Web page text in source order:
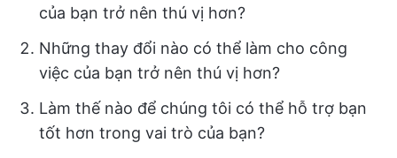
của bạn trở nên thú vị hơn?
Những thay đổi nào có thể làm cho công
việc của bạn trở nên thú vị hơn?
Làm thế nào để chúng tôi có thể hỗ trợ bạn
tốt hơn trong vai trò của bạn?